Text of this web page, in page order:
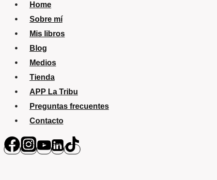
Home
Sobre mí
Mis libros
Blog
Medios
Tienda
APP La Tribu
Preguntas frecuentes
Contacto